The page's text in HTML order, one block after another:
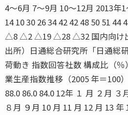
4〜6月 7〜9月 10〜12月 2013年
14 10 30 26 34 42 42 48 50 51 44
△8 △2 △19 △28 △32 国内向け
出所）日通総合研究所「日通総
荷動き 指数回答社数 構成比（
業生産指数推移（2005 年＝100
88.0 86.0 84.0 12年 １ 月 ２月 ３
８月 ９月 10 月 11 月 12 月 13 年